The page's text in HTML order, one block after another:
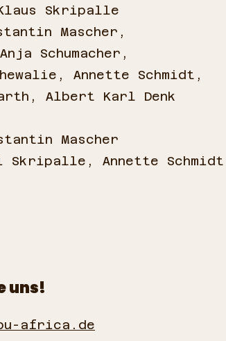
Skripalle
Mascher,
Schumacher,
Annette Schmidt,
Albert Karl Denk
Mascher
Annette Schmidt
uns!
africa.de